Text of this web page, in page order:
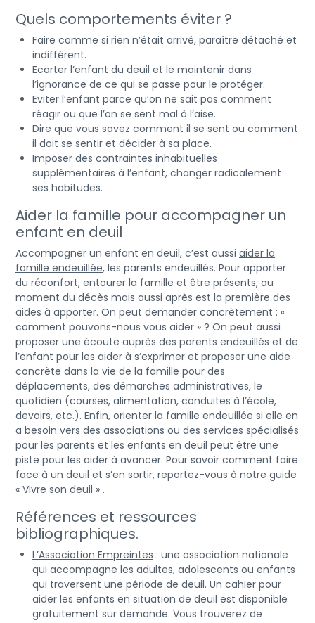
Quels comportements éviter ?
Faire comme si rien n’était arrivé, paraître détaché et
indifférent.
Ecarter l’enfant du deuil et le maintenir dans
l’ignorance de ce qui se passe pour le protéger.
Eviter l’enfant parce qu’on ne sait pas comment
réagir ou que l’on se sent mal à l’aise.
Dire que vous savez comment il se sent ou comment
il doit se sentir et décider à sa place.
Imposer des contraintes inhabituelles
supplémentaires à l’enfant, changer radicalement
ses habitudes.
Aider la famille pour accompagner un
enfant en deuil
Accompagner un enfant en deuil, c’est aussi aider la
famille endeuillée, les parents endeuillés. Pour apporter
du réconfort, entourer la famille et être présents, au
moment du décès mais aussi après est la première des
aides à apporter. On peut demander concrètement : «
comment pouvons-nous vous aider » ? On peut aussi
proposer une écoute auprès des parents endeuillés et de
l’enfant pour les aider à s’exprimer et proposer une aide
concrète dans la vie de la famille pour des
déplacements, des démarches administratives, le
quotidien (courses, alimentation, conduites à l’école,
devoirs, etc.). Enfin, orienter la famille endeuillée si elle en
a besoin vers des associations ou des services spécialisés
pour les parents et les enfants en deuil peut être une
piste pour les aider à avancer. Pour savoir comment faire
face à un deuil et s’en sortir, reportez-vous à notre guide
« Vivre son deuil » .
Références et ressources
bibliographiques.
L’Association Empreintes : une association nationale
qui accompagne les adultes, adolescents ou enfants
qui traversent une période de deuil. Un cahier pour
aider les enfants en situation de deuil est disponible
gratuitement sur demande. Vous trouverez de